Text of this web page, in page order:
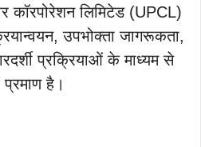
कॉरपोरेशन लिमिटेड (UPCL)
उपभोक्ता जागरूकता,
प्रक्रियाओं के माध्यम से
प्रमाण है।